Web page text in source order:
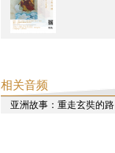
相关音频
亚洲故事：重走玄奘的路